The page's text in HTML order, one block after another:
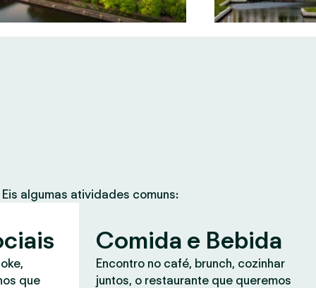
algumas atividades comuns:
que
Comida e Bebida
Encontro no café, brunch, cozinhar
juntos, o restaurante que queremos